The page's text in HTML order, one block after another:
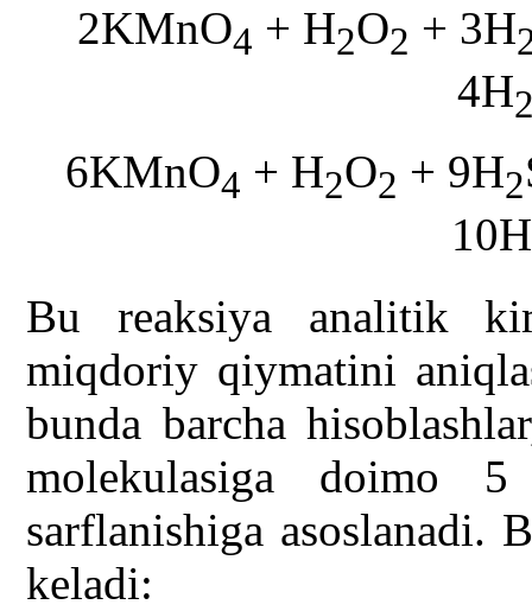
2KMnO4 + H2O2 + 3H
4H
6KMnO4 + H2O2 + 9H2
10H
Bu reaksiya analitik
miqdoriy qiymatini
bunda barcha
molekulasiga doimo
sarflanishiga asoslanadi.
keladi: